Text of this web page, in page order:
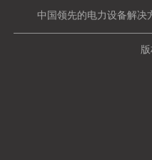
中国领先的电力设备解